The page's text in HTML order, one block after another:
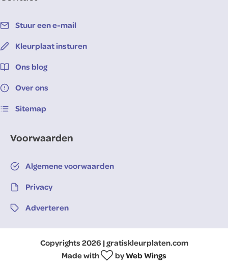
Stuur een e-mail
Kleurplaat insturen
Ons blog
Over ons
Sitemap
Voorwaarden
Algemene voorwaarden
Privacy
Adverteren
Copyrights 2026 | gratiskleurplaten.com
Made with
byWeb Wings